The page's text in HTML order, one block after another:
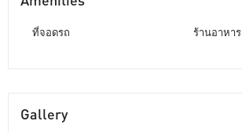
ที่จอดรถ ร้านอาหาร
Gallery